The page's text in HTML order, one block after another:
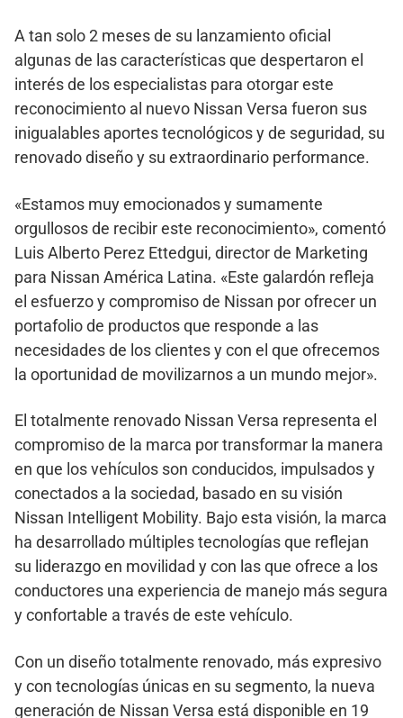
A tan solo 2 meses de su lanzamiento oficial
algunas de las características que despertaron el
interés de los especialistas para otorgar este
reconocimiento al nuevo Nissan Versa fueron sus
inigualables aportes tecnológicos y de seguridad, su
renovado diseño y su extraordinario performance.
«Estamos muy emocionados y sumamente
orgullosos de recibir este reconocimiento», comentó
Luis Alberto Perez Ettedgui, director de Marketing
para Nissan América Latina. «Este galardón refleja
el esfuerzo y compromiso de Nissan por ofrecer un
portafolio de productos que responde a las
necesidades de los clientes y con el que ofrecemos
la oportunidad de movilizarnos a un mundo mejor».
El totalmente renovado Nissan Versa representa el
compromiso de la marca por transformar la manera
en que los vehículos son conducidos, impulsados y
conectados a la sociedad, basado en su visión
Nissan Intelligent Mobility. Bajo esta visión, la marca
ha desarrollado múltiples tecnologías que reflejan
su liderazgo en movilidad y con las que ofrece a los
conductores una experiencia de manejo más segura
y confortable a través de este vehículo.
Con un diseño totalmente renovado, más expresivo
y con tecnologías únicas en su segmento, la nueva
generación de Nissan Versa está disponible en 19